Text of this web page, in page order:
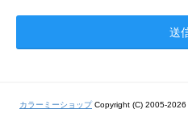
カラーミーショップCopyright (C) 2005-2026